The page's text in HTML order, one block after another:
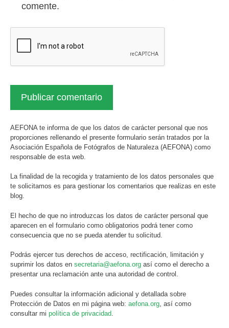
comente.
AEFONA te informa de que los datos de carácter personal que nos
proporciones rellenando el presente formulario serán tratados por la
Asociación Española de Fotógrafos de Naturaleza (AEFONA) como
responsable de esta web.
La finalidad de la recogida y tratamiento de los datos personales que
te solicitamos es para gestionar los comentarios que realizas en este
blog.
El hecho de que no introduzcas los datos de carácter personal que
aparecen en el formulario como obligatorios podrá tener como
consecuencia que no se pueda atender tu solicitud.
Podrás ejercer tus derechos de acceso, rectificación, limitación y
suprimir los datos en secretaria@aefona.org así como el derecho a
presentar una reclamación ante una autoridad de control.
Puedes consultar la información adicional y detallada sobre
Protección de Datos en mi página web: aefona.org , así como
consultar mi política de privacidad